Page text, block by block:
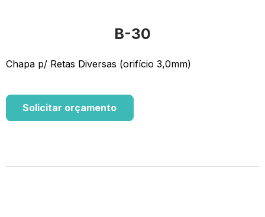
B-30
Chapa p/ Retas Diversas (orifício 3,0mm)
Solicitar orçamento